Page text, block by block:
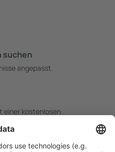
suchen
angepasst.
einer kostenlosen